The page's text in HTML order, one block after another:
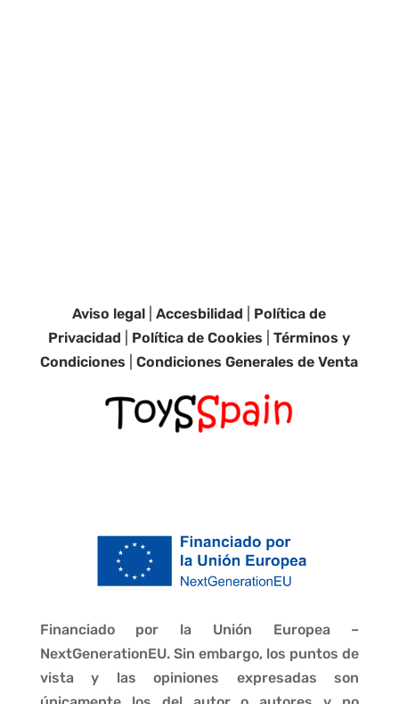
Aviso legal |Accesbilidad
Política de
Privacidad
Política de Cookies |Términos y
Condiciones |Condiciones Generales de Venta
Financiado por la Unión Europea –
NextGenerationEU. Sin embargo, los puntos de
vista y las opiniones expresadas son